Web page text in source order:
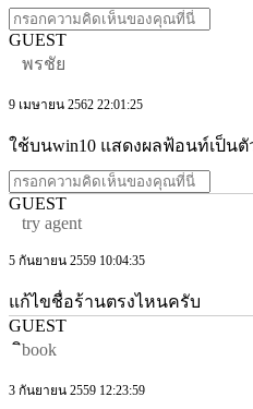
GUEST
พรชัย
9 เมษายน 2562 22:01:25
ใช้บนwin10 แสดงผลฟ้อนท์เป็น
GUEST
try agent
5 กันยายน 2559 10:04:35
แก้ไขชื่อร้านตรงไหนครับ
GUEST
ิbook
3 กันยายน 2559 12:23:59